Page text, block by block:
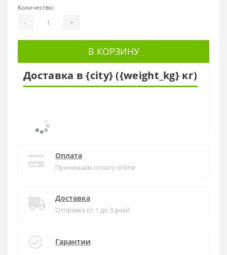
Количество:
- +
В КОРЗИНУ
Доставка в {city} ({weight_kg} кг)
Оплата
Принимаем оплату online
Доставка
Отправка от 1 до 3 дней
Гарантии